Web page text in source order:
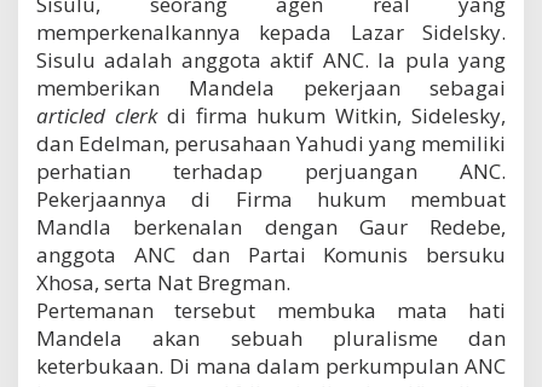
memperkenalkannya kepada Lazar Sidelsky.
Sisulu adalah anggota aktif ANC. Ia pula yang
memberikan Mandela pekerjaan sebagai
articled clerkdi firma hukum Witkin, Sidelesky,
dan Edelman, perusahaan Yahudi yang memiliki
perhatian terhadap perjuangan ANC.
Pekerjaannya di Firma hukum membuat
Mandla berkenalan dengan Gaur Redebe,
anggota ANC dan Partai Komunis bersuku
Xhosa, serta Nat Bregman.
Pertemanan tersebut membuka mata hati
Mandela akan sebuah pluralisme dan
keterbukaan. Di mana dalam perkumpulan ANC